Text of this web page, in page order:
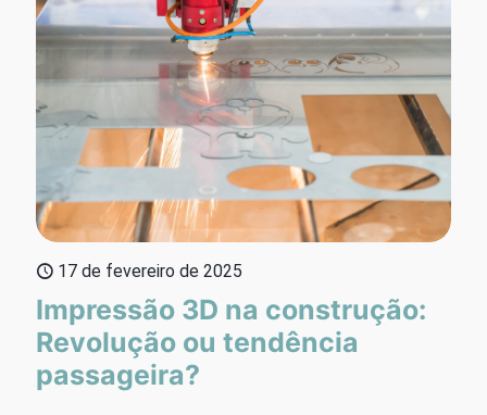
17 de fevereiro de 2025
Impressão 3D na construção:
Revolução ou tendência
passageira?